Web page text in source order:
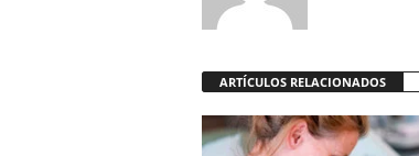
ARTÍCULOS RELACIONADOS